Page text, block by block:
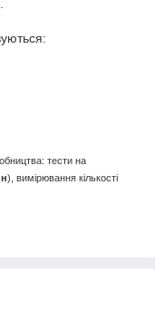
тести на
), вимірювання кількості